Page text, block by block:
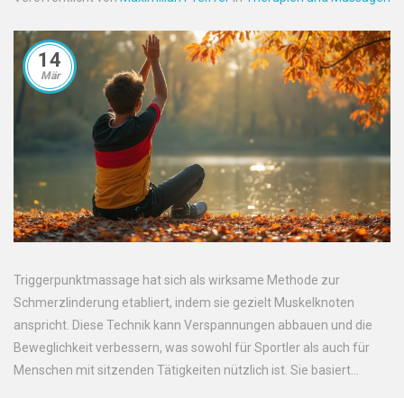
14
Mär
Triggerpunktmassage hat sich als wirksame Methode zur
Schmerzlinderung etabliert, indem sie gezielt Muskelknoten
anspricht. Diese Technik kann Verspannungen abbauen und die
Beweglichkeit verbessern, was sowohl für Sportler als auch für
Menschen mit sitzenden Tätigkeiten nützlich ist. Sie basiert